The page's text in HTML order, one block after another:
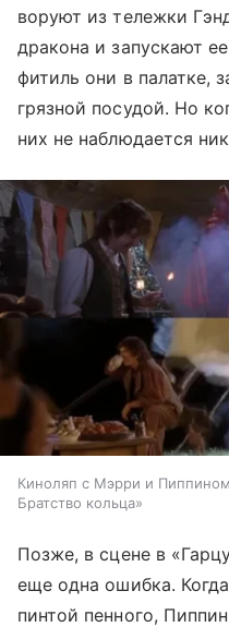
воруют из тележки
дракона и запускают
фитиль они в палатке,
грязной посудой. Но
них не наблюдается
Киноляп с Мэрри и
Братство кольца»
Позже, в сцене в
еще одна ошибка.
пинтой пенного,